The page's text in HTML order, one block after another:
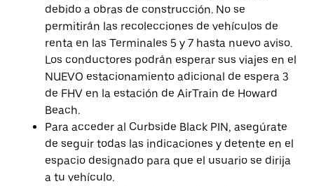
debido a obras de construcción. No se
permitirán las recolecciones de vehículos de
renta en las Terminales 5 y 7 hasta nuevo aviso.
Los conductores podrán esperar sus viajes en el
NUEVO estacionamiento adicional de espera 3
de FHV en la estación de AirTrain de Howard
Beach.
Para acceder al Curbside Black PIN, asegúrate
de seguir todas las indicaciones y detente en el
espacio designado para que el usuario se dirija
a tu vehículo.